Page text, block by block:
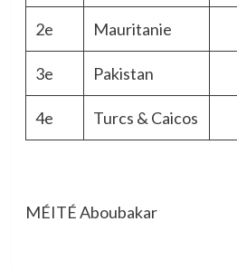
2e Mauritanie
3e Pakistan
4e Turcs & Caicos
MÉITÉ Aboubakar